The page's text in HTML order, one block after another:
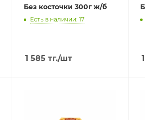
Без косточки 300г ж/б
Есть в наличии: 17
1 585 тг./шт